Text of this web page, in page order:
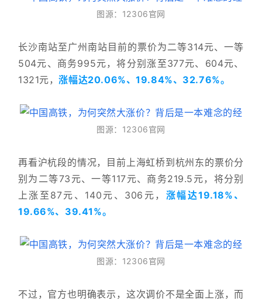
图源：12306官网
长沙南站至广州南站目前的票价为二等314元、一等
504元、商务995元，将分别涨至377元、604元、
1321元，涨幅达20.06%、19.84%、32.76%。
图源：12306官网
再看沪杭段的情况，目前上海虹桥到杭州东的票价分
别为二等73元、一等117元、商务219.5元，将分别
上涨至87元、140元、306元， 涨幅达19.18%、
19.66%、39.41%。
图源：12306官网
不过，官方也明确表示，这次调价不是全面上涨，而